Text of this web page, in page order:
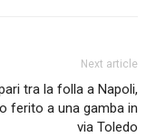
Next article
tra la folla a Napoli,
ferito a una gamba in
via Toledo